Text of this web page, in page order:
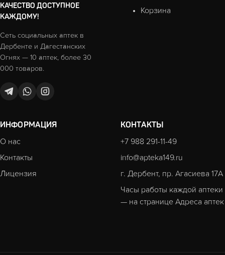
КАЧЕСТВО ДОСТУПНОЕ
КАЖДОМУ!
Сеть социальных аптек в
Дербенте и Дагестанских
Огнях — 10 аптек, более 30
000 товаров.
Корзина
ИНФОРМАЦИЯ
О нас
Контакты
Лицензия
КОНТАКТЫ
+7 988 291-11-49
info@apteka149.ru
г. Дербент, пр. Агасиева 17А
Часы работы каждой аптеки
— на странице Адреса аптек